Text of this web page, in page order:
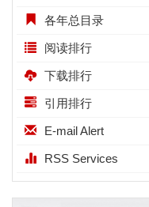
各年总目录
阅读排行
下载排行
引用排行
E-mail Alert
RSS Services